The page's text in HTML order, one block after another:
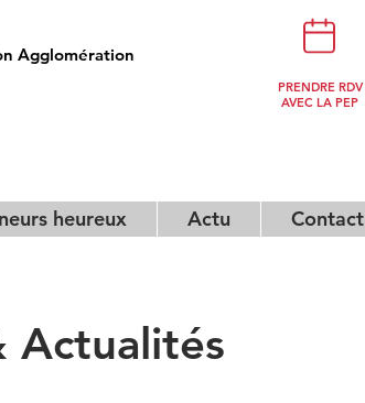
Agglomération
PRENDRE RDV
AVEC LA PEP
heureux Actu Contact
Actualités